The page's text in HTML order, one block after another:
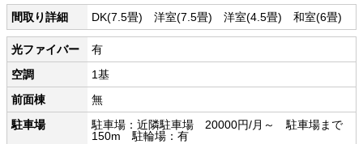
間取り詳細 DK(7.5畳) 洋室(7.5畳) 洋室(4.5畳) 和室(6畳)
光ファイバー
有
空調
1基
前面棟
無
駐車場
駐車場：近隣駐車場 20000円/月～ 駐車場まで
150m 駐輪場：有